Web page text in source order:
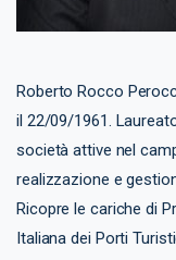
Roberto Rocco
il 22/09/1961.
società attive nel
realizzazione e
Ricopre le cariche di
Italiana dei Porti